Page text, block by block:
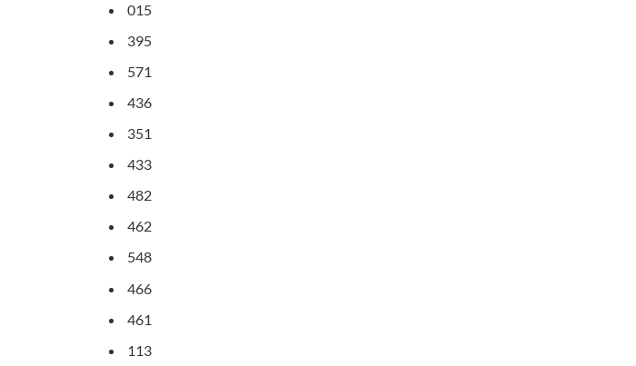
015
395
571
436
351
433
482
462
548
466
461
113